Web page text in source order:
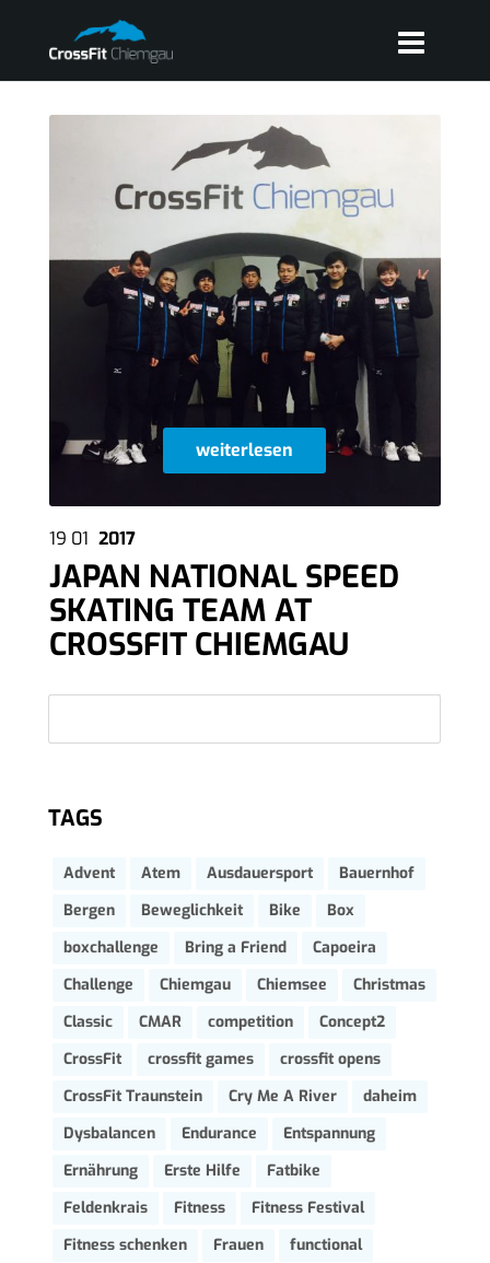
weiterlesen
19 01 2017
JAPAN NATIONAL SPEED
SKATING TEAM AT
CROSSFIT CHIEMGAU
TAGS
Advent Atem Ausdauersport
Bauernhof
Bergen
Beweglichkeit Bike
Box
boxchallenge
Bring a Friend
Capoeira
Challenge
Chiemgau Chiemsee
Christmas
Classic
CMAR competition
Concept2
CrossFit
crossfit games
crossfit opens
CrossFit Traunstein
Cry Me A River
daheim
Dysbalancen
Endurance
Entspannung
Ernährung
Erste Hilfe
Fatbike
Feldenkrais
Fitness
Fitness Festival
Fitness schenken
Frauen
functional